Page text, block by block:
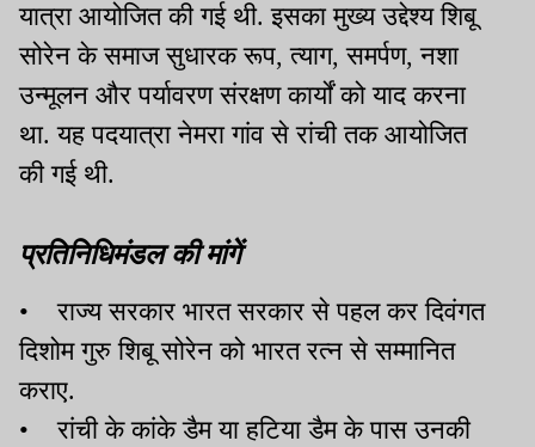
यात्रा आयोजित की गई थी. इसका मुख्य उद्देश्य शिबू
सोरेन के समाज सुधारक रूप, त्याग, समर्पण, नशा
उन्मूलन और पर्यावरण संरक्षण कार्यों को याद करना
था. यह पदयात्रा नेमरा गांव से रांची तक आयोजित
की गई थी.
प्रतिनिधिमंडल की मांगें
• राज्य सरकार भारत सरकार से पहल कर दिवंगत
दिशोम गुरु शिबू सोरेन को भारत रत्न से सम्मानित
कराए.
• रांची के कांके डैम या हटिया डैम के पास उनकी